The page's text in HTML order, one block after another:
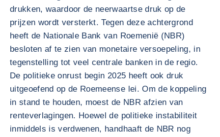
drukken, waardoor de neerwaartse druk op de
prijzen wordt versterkt. Tegen deze achtergrond
heeft de Nationale Bank van Roemenië (NBR)
besloten af te zien van monetaire versoepeling, in
tegenstelling tot veel centrale banken in de regio.
De politieke onrust begin 2025 heeft ook druk
uitgeoefend op de Roemeense lei. Om de koppeling
in stand te houden, moest de NBR afzien van
renteverlagingen. Hoewel de politieke instabiliteit
inmiddels is verdwenen, handhaaft de NBR nog